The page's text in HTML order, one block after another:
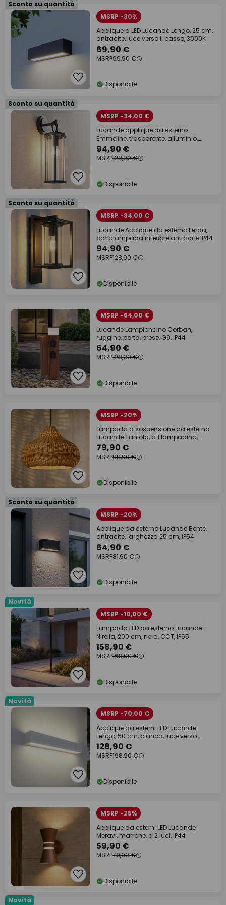
Sconto su quantità
MSRP -30%
Applique a LED Lucande Lengo, 25 cm,
antracite, luce verso il basso, 3000K
69,90 €
MSRP99,90 €
Disponibile
Sconto su quantità
MSRP -34,00 €
Lucande applique da esterno
Emmeline, trasparente, alluminio,
altezza 45 cm
94,90 €
MSRP128,90 €
Disponibile
Sconto su quantità
MSRP -34,00 €
Lucande Applique da esterno Ferda,
portalampada inferiore antracite IP44
94,90 €
MSRP128,90 €
Disponibile
MSRP -64,00 €
Lucande Lampioncino Corban,
ruggine, porta, prese, G9, IP44
64,90 €
MSRP128,90 €
Disponibile
MSRP -20%
Lampada a sospensione da esterno
Lucande Taniola, a 1 lampadina,
beige, rattan,
79,90 €
MSRP99,90 €
Disponibile
Sconto su quantità
MSRP -20%
Applique da esterno Lucande Bente,
antracite, larghezza 25 cm, IP54
64,90 €
MSRP81,90 €
Disponibile
Novità
MSRP -10,00 €
Lampada LED da esterno Lucande
Nirella, 200 cm, nera, CCT, IP65
158,90 €
MSRP168,90 €
Disponibile
Novità
MSRP -70,00 €
Applique da esterni LED Lucande
Lengo, 50 cm, bianca, luce verso
l'alto/verso
128,90 €
MSRP198,90 €
Disponibile
MSRP -25%
Applique da esterni LED Lucande
Meravi, marrone, a 2 luci, IP44
59,90 €
MSRP79,90 €
Disponibile
Novità